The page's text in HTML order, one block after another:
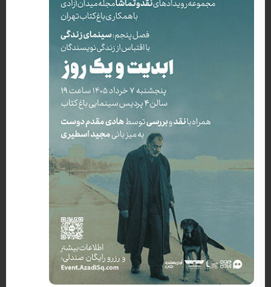
کارگردان: تئو آنجلوپولوس